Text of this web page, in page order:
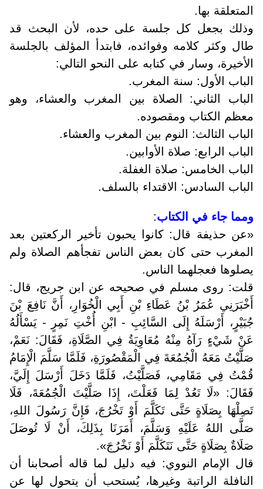
المتعلقة بها.
وذلك بجعل كل جلسة على حده، لأن البحث قد
طال وكثر كلامه وفوائده، فابتدأ المؤلف بالجلسة
الأخيرة، وسار في كتابه على النحو التالي:
الباب الأول: سنة المغرب.
الباب الثاني: الصلاة بين المغرب والعشاء، وهو
معظم الكتاب ومقصوده.
الباب الثالث: النوم بين المغرب والعشاء.
الباب الرابع: صلاة الأوابين.
الباب الخامس: صلاة الغفلة.
الباب السادس: الاقتداء بالسلف.
ومما جاء في الكتاب:
»عن حذيفة قال: كانوا يحبون تأخير الركعتين بعد
المغرب حتى كان بعض الناس تفجأهم الصلاة ولم
يصلوها فعجلهما الناس.
قلت: روى مسلم في صحيحه عن ابن جريج، قال:
أَخْبَرَنِي عُمَرُ بْنُ عَطَاءِ بْنِ أَبِي الْخُوَارِ، أَنَّ نَافِعَ بْنَ
جُبَيْرٍ، أَرْسَلَهُ إِلَى السَّائِبِ - ابْنِ أُخْتِ نَمِرٍ - يَسْأَلُهُ
عَنْ شَيْءٍ رَآهُ مِنْهُ مُعَاوِيَةُ فِي الصَّلَاةِ، فَقَالَ: نَعَمْ،
صَلَّيْتُ مَعَهُ الْجُمُعَةَ فِي الْمَقْصُورَةِ، فَلَمَّا سَلَّمَ الْإِمَامُ
قُمْتُ فِي مَقَامِي، فَصَلَّيْتُ، فَلَمَّا دَخَلَ أَرْسَلَ إِلَيَّ،
فَقَالَ: «لَا تَعُدْ لِمَا فَعَلْتَ، إِذَا صَلَّيْتَ الْجُمُعَةَ، فَلَا
تَصِلْهَا بِصَلَاةٍ حَتَّى تَكَلَّمَ أَوْ تَخْرُجَ، فَإِنَّ رَسُولَ اللهِ،
صَلَّى اللهُ عَلَيْهِ وَسَلَّمَ، أَمَرَنَا بِذَلِكَ، أَنْ لَا تُوصَلَ
صَلَاةٌ بِصَلَاةٍ حَتَّى نَتَكَلَّمَ أَوْ نَخْرُجَ».
قال الإمام النووي: فيه دليل لما قاله أصحابنا أن
النافلة الراتبة وغيرها، يُستحب أن يتحول لها عن